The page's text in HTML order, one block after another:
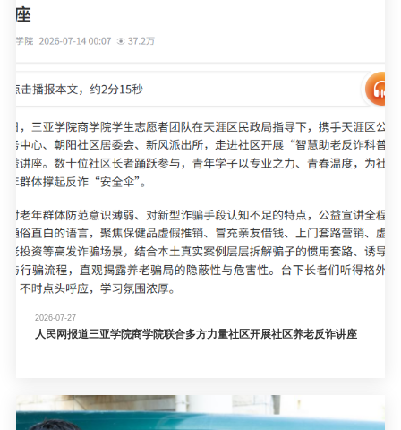
2026-07-27
人民网报道三亚学院商学院联合多方力量社区开展社区养老反诈讲座